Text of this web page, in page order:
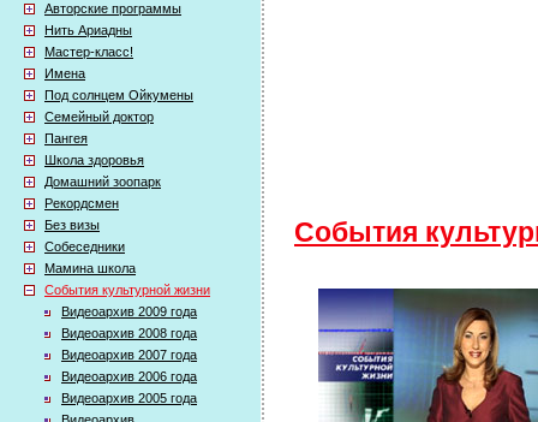
Авторские программы
Нить Ариадны
Мастер-класс!
Имена
Под солнцем Ойкумены
Семейный доктор
Пангея
Школа здоровья
Домашний зоопарк
Рекордсмен
Без визы
Собеседники
Мамина школа
События культурной жизни
Видеоархив 2009 года
Видеоархив 2008 года
Видеоархив 2007 года
Видеоархив 2006 года
Видеоархив 2005 года
События